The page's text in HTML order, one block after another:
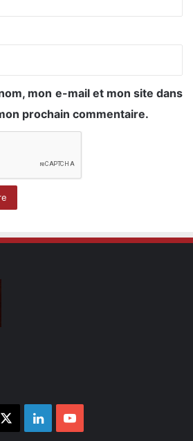
mon e-mail et mon site dans
prochain commentaire.
LinkedinYouTube